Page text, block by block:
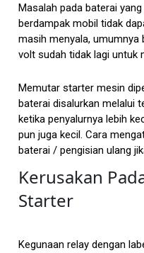
Masalah pada baterai
berdampak mobil tidak
masih menyala, umumnya
volt sudah tidak lagi untuk
Memutar starter mesin
baterai disalurkan melalui
ketika penyalurnya lebih
pun juga kecil. Cara
baterai / pengisian ulang
Kerusakan
Starter
Kegunaan relay dengan